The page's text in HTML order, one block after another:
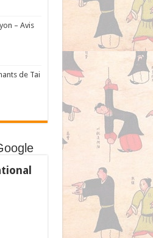
– Avis
de Tai